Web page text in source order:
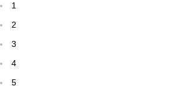
1
2
3
4
5